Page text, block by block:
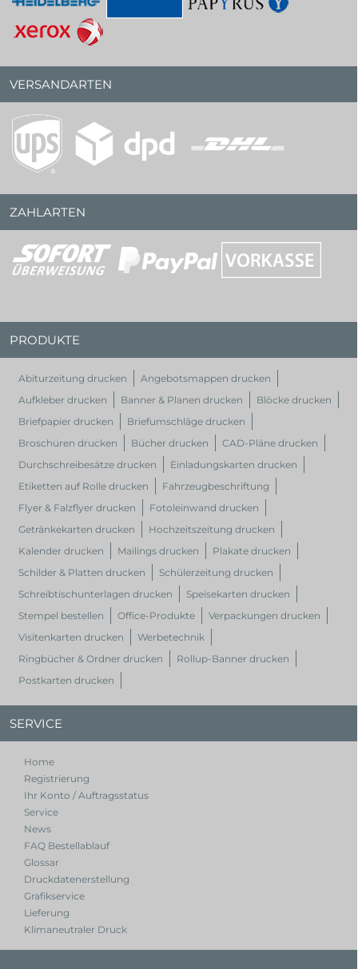
VERSANDARTEN
ZAHLARTEN
PRODUKTE
Abiturzeitung drucken
Angebotsmappen drucken
Aufkleber drucken
Banner & Planen drucken
Blöcke drucken
Briefpapier drucken
Briefumschläge drucken
Broschüren drucken
Bücher drucken
CAD-Pläne drucken
Durchschreibesätze drucken
Einladungskarten drucken
Etiketten auf Rolle drucken
Fahrzeugbeschriftung
Flyer & Falzflyer drucken
Fotoleinwand drucken
Getränkekarten drucken
Hochzeitszeitung drucken
Kalender drucken
Mailings drucken
Plakate drucken
Schilder & Platten drucken
Schülerzeitung drucken
Schreibtischunterlagen drucken
Speisekarten drucken
Stempel bestellen
Office-Produkte
Verpackungen drucken
Visitenkarten drucken
Werbetechnik
Ringbücher & Ordner drucken
Rollup-Banner drucken
Postkarten drucken
SERVICE
Home
Registrierung
Ihr Konto / Auftragsstatus
Service
News
FAQ Bestellablauf
Glossar
Druckdatenerstellung
Grafikservice
Lieferung
Klimaneutraler Druck